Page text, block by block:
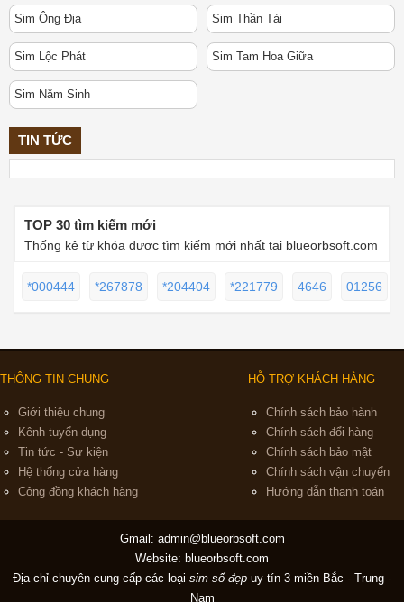
Sim Ông Địa Sim Thần Tài
Sim Lộc Phát Sim Tam Hoa Giữa
Sim Năm Sinh
TIN TỨC
TOP 30 tìm kiếm mới
Thống kê từ khóa được tìm kiếm mới nhất tại blueorbsoft.com
*000444 *267878 *204404 *221779 4646 01256
THÔNG TIN CHUNG
Giới thiệu chung
Kênh tuyển dụng
Tin tức - Sự kiện
Hệ thống cửa hàng
Cộng đồng khách hàng
HỖ TRỢ KHÁCH HÀNG
Chính sách bảo hành
Chính sách đổi hàng
Chính sách bảo mật
Chính sách vận chuyển
Hướng dẫn thanh toán
Gmail: admin@blueorbsoft.com
Website: blueorbsoft.com
Địa chỉ chuyên cung cấp các loại sim số đẹp uy tín 3 miền Bắc - Trung -
Nam